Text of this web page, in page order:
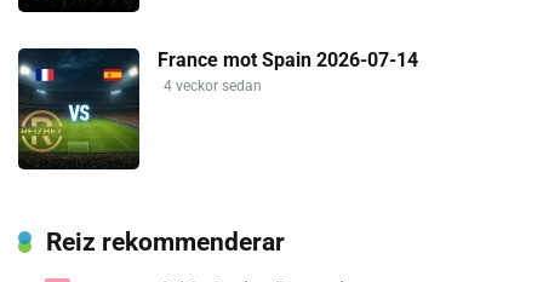
France mot Spain 2026-07-14
4 veckor sedan
Reiz rekommenderar